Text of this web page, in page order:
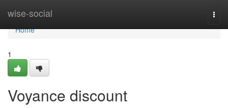
wise-social
Home
Home
1
Voyance discount